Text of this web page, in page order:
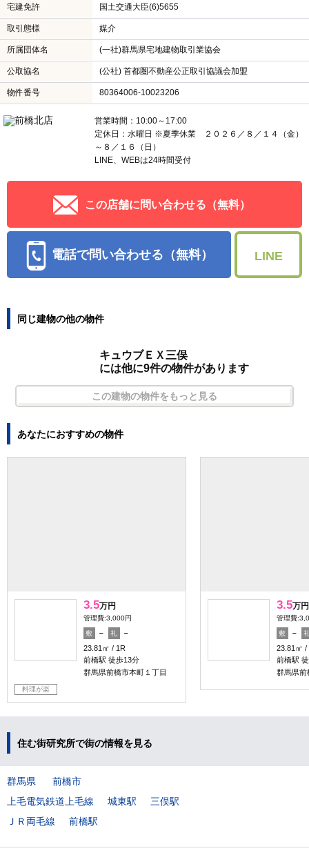
宅建免許 国土交通大臣(6)5655
取引態様 媒介
所属団体名 (一社)群馬県宅地建物取引業協会
公取協名 (公社) 首都圏不動産公正取引協議会加盟
物件番号 80364006-10023206
営業時間：10:00～17:00
定休日：水曜日 ※夏季休業 ２０２６／８／１４（金）
～８／１６（日）
LINE、WEBは24時間受付
この店舗に問い合わせる（無料）
電話で問い合わせる（無料） LINE
同じ建物の他の物件
キュウブＥＸ三俣
には他に9件の物件があります
この建物の物件をもっと見る
あなたにおすすめの物件
3.5万円
管理費:3,000円
敷 － 礼
－
23.81㎡
1R
前橋駅 徒歩13分
群馬県前橋市本町１丁目
料理が楽
3.5万円
管理費
敷 －
23.81㎡
前橋駅
群馬県前
住む街研究所で街の情報を見る
群馬県
前橋市
上毛電気鉄道上毛線
城東駅
三俣駅
ＪＲ両毛線
前橋駅